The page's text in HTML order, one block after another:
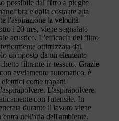
possibile dal filtro a pieghe
e dalla costante alta
l'aspirazione la velocità
i 20 m/s, viene segnalato
acustico. L'efficacia del filtro
ottimizzata dal
composto da un elemento
filtrante in tessuto. Grazie
avviamento automatico, è
come trapani
L'aspirapolvere
con l'utensile. In
durante il lavoro viene
entra nell'aria dell'ambiente.